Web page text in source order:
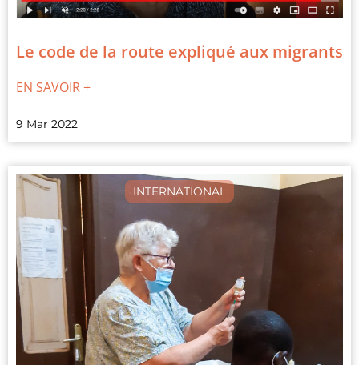
Le code de la route expliqué aux migrants
EN SAVOIR +
9 Mar 2022
INTERNATIONAL